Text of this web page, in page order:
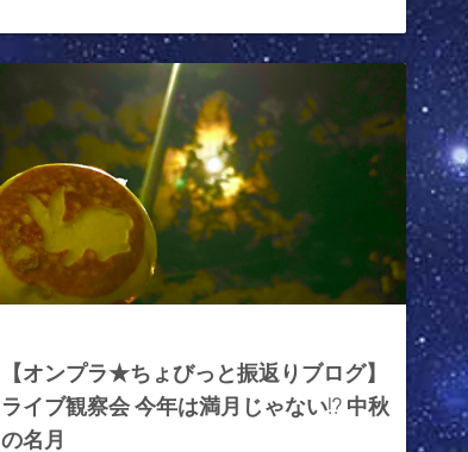
【オンプラ★ちょびっと振返りブログ】
ライブ観察会 今年は満月じゃない!? 中秋
の名月